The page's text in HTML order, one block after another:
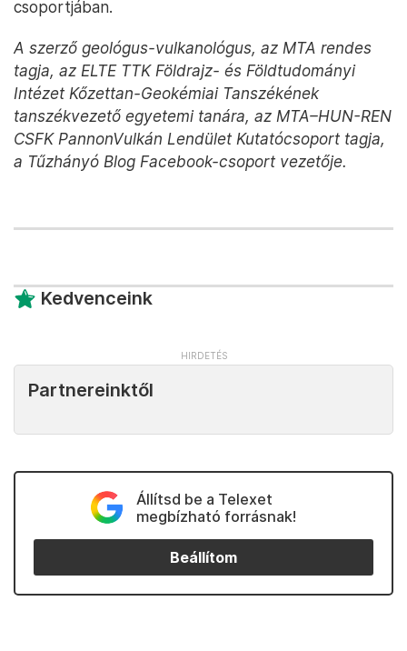
csoportjában.
A szerző geológus-vulkanológus, az MTA rendes
tagja, az ELTE TTK Földrajz- és Földtudományi
Intézet Kőzettan-Geokémiai Tanszékének
tanszékvezető egyetemi tanára, az MTA–HUN-REN
CSFK PannonVulkán Lendület Kutatócsoport tagja,
a Tűzhányó Blog Facebook-csoport vezetője.
Kedvenceink
Partnereinktől
Állítsd be a Telexet
megbízható forrásnak!
Beállítom